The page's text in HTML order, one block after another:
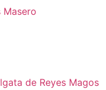
Masero
de Reyes Magos